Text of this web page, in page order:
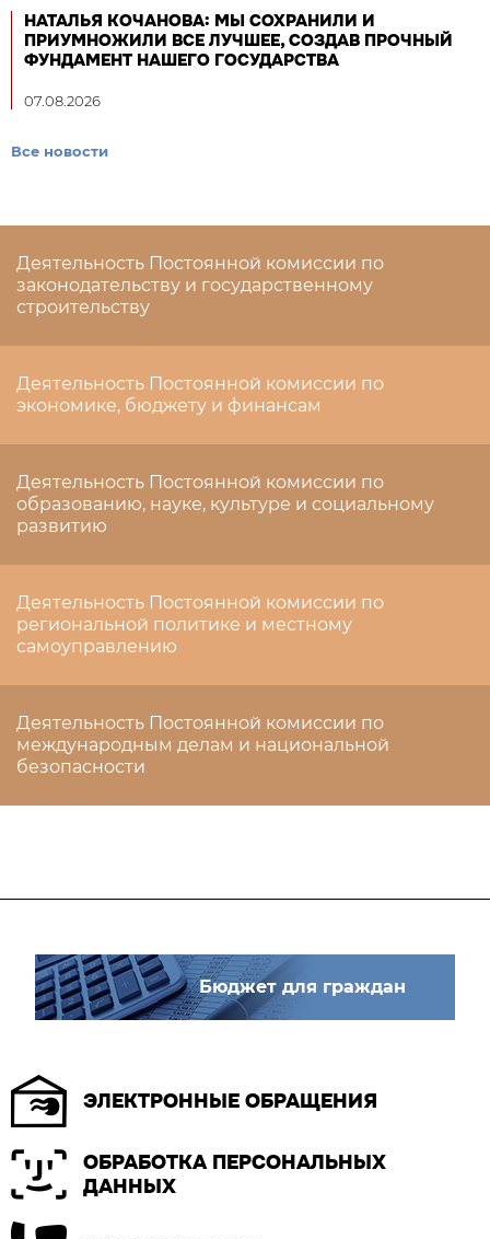
НАТАЛЬЯ КОЧАНОВА: МЫ СОХРАНИЛИ И
ПРИУМНОЖИЛИ ВСЕ ЛУЧШЕЕ, СОЗДАВ ПРОЧНЫЙ
ФУНДАМЕНТ НАШЕГО ГОСУДАРСТВА
07.08.2026
Все новости
Деятельность Постоянной комиссии по
законодательству и государственному
строительству
Деятельность Постоянной комиссии по
экономике, бюджету и финансам
Деятельность Постоянной комиссии по
образованию, науке, культуре и социальному
развитию
Деятельность Постоянной комиссии по
региональной политике и местному
самоуправлению
Деятельность Постоянной комиссии по
международным делам и национальной
безопасности
Бюджет для граждан
ЭЛЕКТРОННЫЕ ОБРАЩЕНИЯ
ОБРАБОТКА ПЕРСОНАЛЬНЫХ
ДАННЫХ